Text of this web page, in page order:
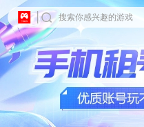
搜索你感兴趣的游戏